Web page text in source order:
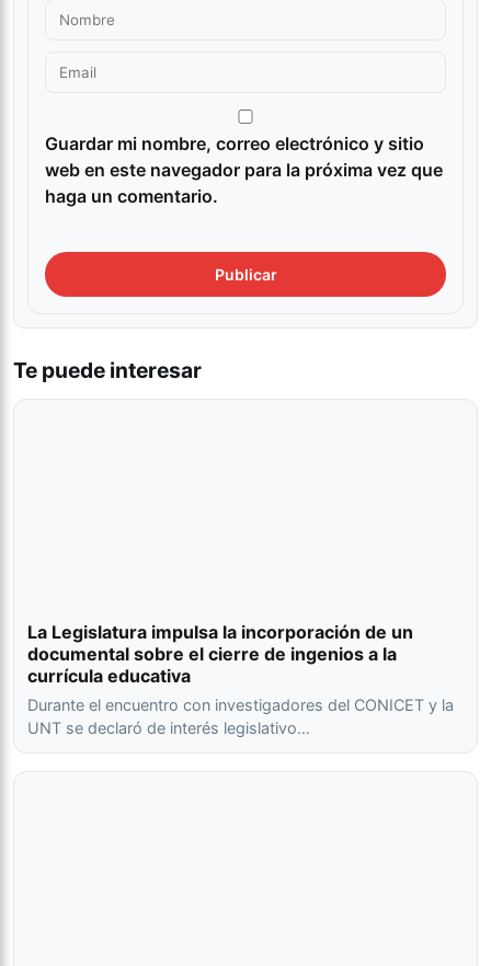
Guardar mi nombre, correo electrónico y sitio
web en este navegador para la próxima vez que
haga un comentario.
Te puede interesar
La Legislatura impulsa la incorporación de un
documental sobre el cierre de ingenios a la
currícula educativa
Durante el encuentro con investigadores del CONICET y la
UNT se declaró de interés legislativo…